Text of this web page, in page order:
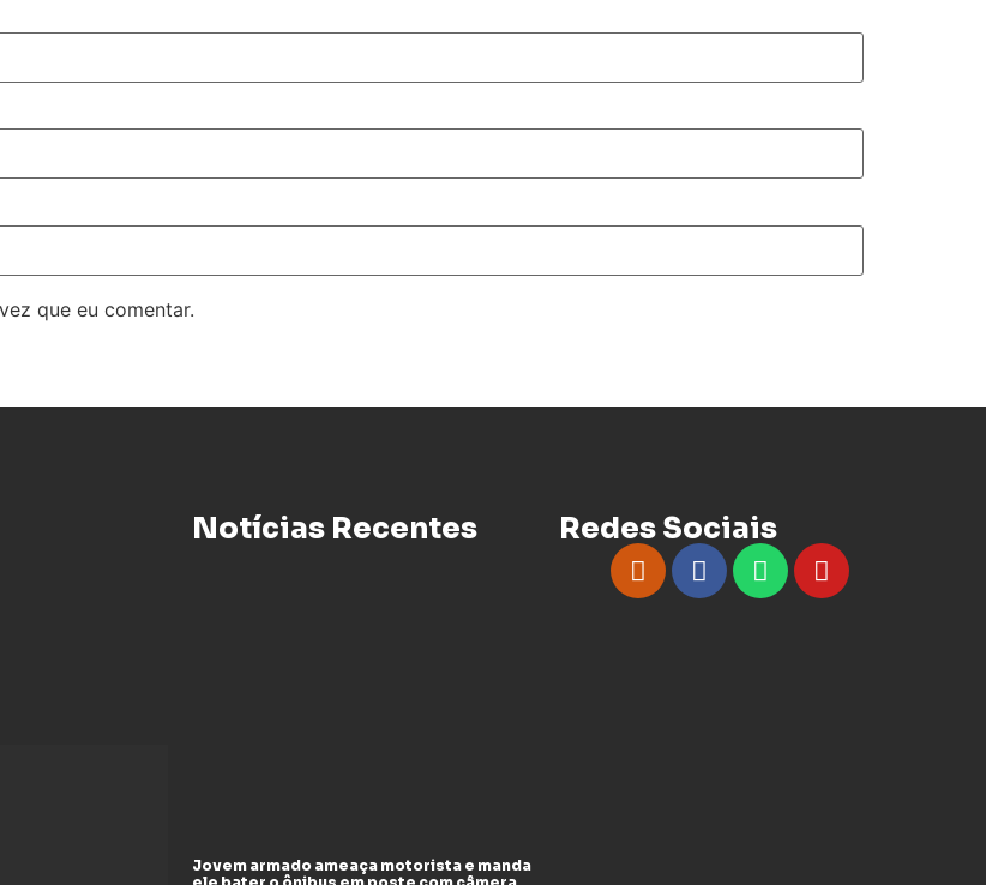
que eu comentar.
Notícias Recentes
Jovem armado ameaça motorista e manda
Redes Sociais